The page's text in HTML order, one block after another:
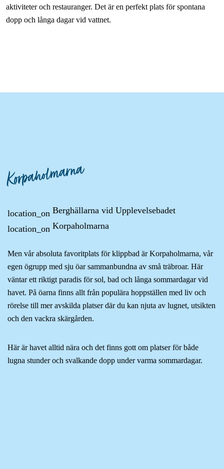
aktiviteter och restauranger. Det är en perfekt plats för spontana
dopp och långa dagar vid vattnet.
Korpaholmarna
location_on Berghällarna vid Upplevelsebadet
location_on Korpaholmarna
Men vår absoluta favoritplats för klippbad är Korpaholmarna, vår
egen ögrupp med sju öar sammanbundna av små träbroar. Här
väntar ett riktigt paradis för sol, bad och långa sommardagar vid
havet. På öarna finns allt från populära hoppställen med liv och
rörelse till mer avskilda platser där du kan njuta av lugnet, utsikten
och den vackra skärgården.
Här är havet alltid nära och det finns gott om platser för både
lugna stunder och svalkande dopp under varma sommardagar.